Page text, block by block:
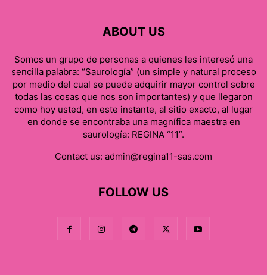
ABOUT US
Somos un grupo de personas a quienes les interesó una
sencilla palabra: “Saurología” (un simple y natural proceso
por medio del cual se puede adquirir mayor control sobre
todas las cosas que nos son importantes) y que llegaron
como hoy usted, en este instante, al sitio exacto, al lugar
en donde se encontraba una magnífica maestra en
saurología: REGINA “11”.
Contact us: admin@regina11-sas.com
FOLLOW US